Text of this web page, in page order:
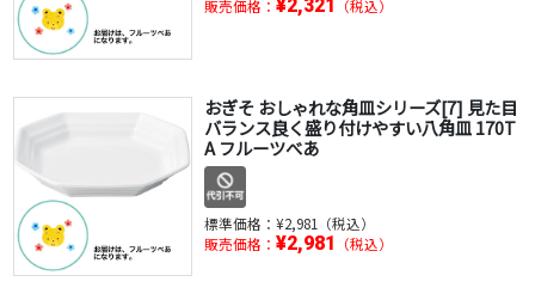
販売価格： ¥2,321 （税込）
おぎそ おしゃれな角皿シリーズ[7] 見た目
バランス良く盛り付けやすい八角皿 170T
A フルーツべあ
標準価格： ¥2,981（税込）
販売価格： ¥2,981 （税込）